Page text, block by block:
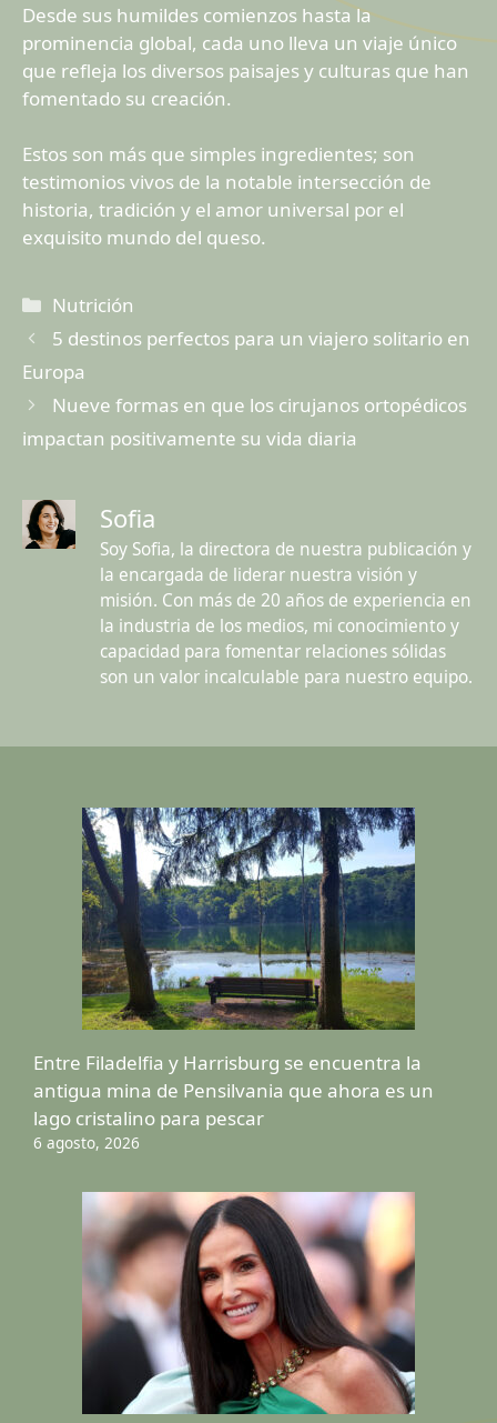
Desde sus humildes comienzos hasta la
prominencia global, cada uno lleva un viaje único
que refleja los diversos paisajes y culturas que han
fomentado su creación.
Estos son más que simples ingredientes; son
testimonios vivos de la notable intersección de
historia, tradición y el amor universal por el
exquisito mundo del queso.
Categorías
Nutrición
5 destinos perfectos para un viajero solitario en
Europa
Nueve formas en que los cirujanos ortopédicos
impactan positivamente su vida diaria
Sofia
Soy Sofia, la directora de nuestra publicación y
la encargada de liderar nuestra visión y
misión. Con más de 20 años de experiencia en
la industria de los medios, mi conocimiento y
capacidad para fomentar relaciones sólidas
son un valor incalculable para nuestro equipo.
Entre Filadelfia y Harrisburg se encuentra la
antigua mina de Pensilvania que ahora es un
lago cristalino para pescar
6 agosto, 2026